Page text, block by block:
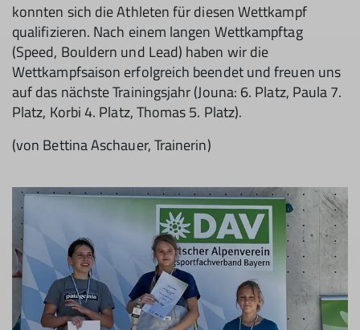
konnten sich die Athleten für diesen Wettkampf
qualifizieren. Nach einem langen Wettkampftag
(Speed, Bouldern und Lead) haben wir die
Wettkampfsaison erfolgreich beendet und freuen uns
auf das nächste Trainingsjahr (Jouna: 6. Platz, Paula 7.
Platz, Korbi 4. Platz, Thomas 5. Platz).
(von Bettina Aschauer, Trainerin)